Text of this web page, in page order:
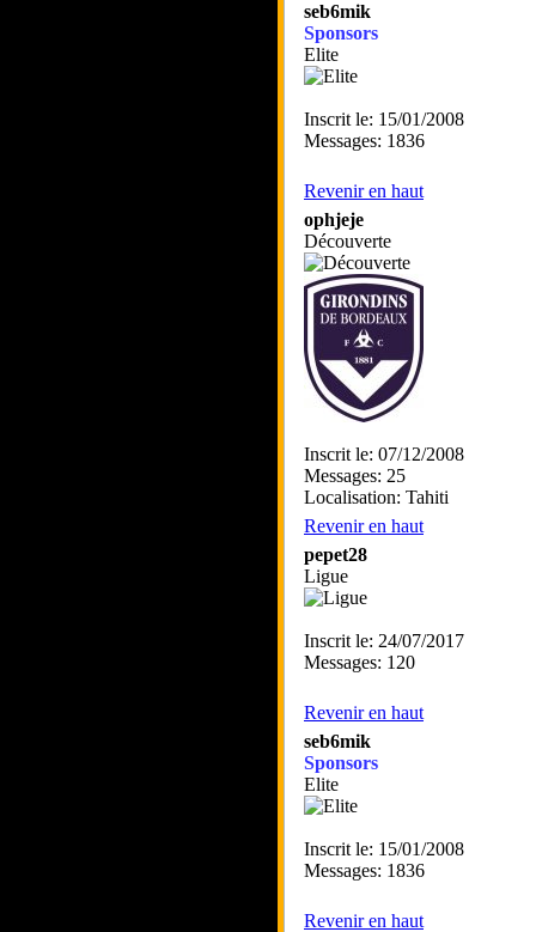
seb6mik
Sponsors
Elite
Inscrit le: 15/01/2008
Messages: 1836
Revenir en haut
ophjeje
Découverte
Inscrit le: 07/12/2008
Messages: 25
Localisation: Tahiti
Revenir en haut
pepet28
Ligue
Inscrit le: 24/07/2017
Messages: 120
Revenir en haut
seb6mik
Sponsors
Elite
Inscrit le: 15/01/2008
Messages: 1836
Revenir en haut